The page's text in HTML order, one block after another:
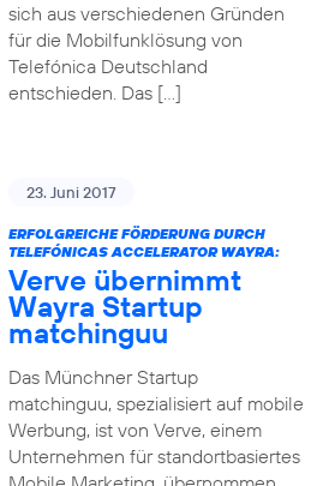
sich aus verschiedenen Gründen
für die Mobilfunklösung von
Telefónica Deutschland
entschieden. Das […]
23. Juni 2017
ERFOLGREICHE FÖRDERUNG DURCH
TELEFÓNICAS ACCELERATOR WAYRA:
Verve übernimmt
Wayra Startup
matchinguu
Das Münchner Startup
matchinguu, spezialisiert auf mobile
Werbung, ist von Verve, einem
Unternehmen für standortbasiertes